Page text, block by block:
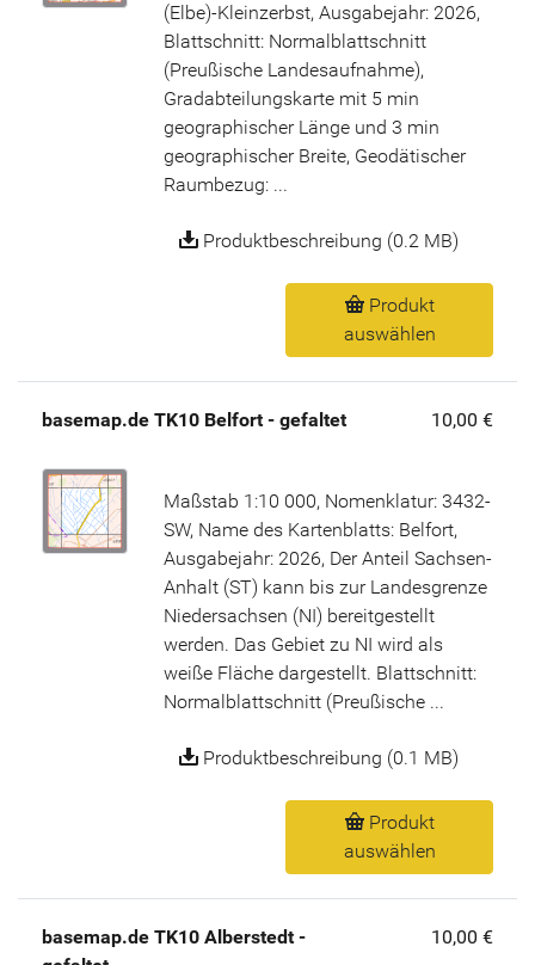
(Elbe)-Kleinzerbst, Ausgabejahr: 2026,
Blattschnitt: Normalblattschnitt
(Preußische Landesaufnahme),
Gradabteilungskarte mit 5 min
geographischer Länge und 3 min
geographischer Breite, Geodätischer
Raumbezug: ...
Produktbeschreibung (0.2 MB)
Produkt
auswählen
basemap.de TK10 Belfort - gefaltet 10,00 €
Maßstab 1:10 000, Nomenklatur: 3432-
SW, Name des Kartenblatts: Belfort,
Ausgabejahr: 2026, Der Anteil Sachsen-
Anhalt (ST) kann bis zur Landesgrenze
Niedersachsen (NI) bereitgestellt
werden. Das Gebiet zu NI wird als
weiße Fläche dargestellt. Blattschnitt:
Normalblattschnitt (Preußische ...
Produktbeschreibung (0.1 MB)
Produkt
auswählen
basemap.de TK10 Alberstedt -
10,00 €